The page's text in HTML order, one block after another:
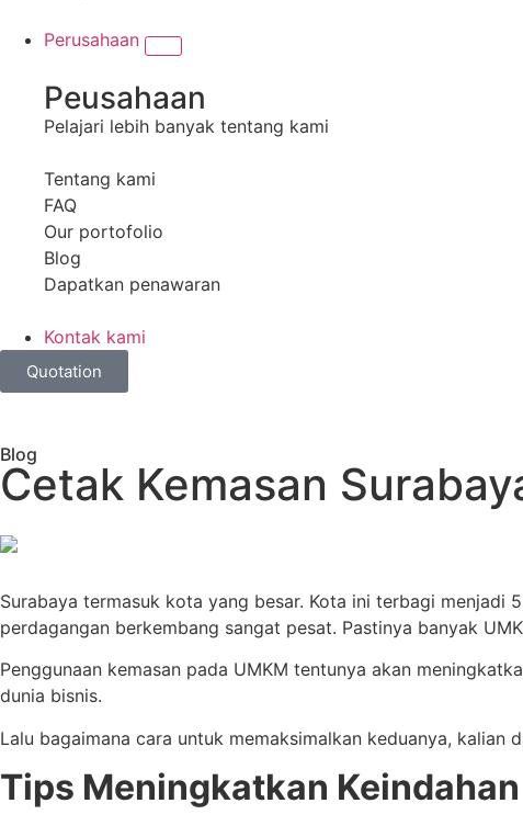
Perusahaan
Peusahaan
Pelajari lebih banyak tentang kami
Tentang kami
FAQ
Our portofolio
Blog
Dapatkan penawaran
Kontak kami
Quotation
Blog
Cetak Kemasan
Surabaya termasuk kota yang besar. Kota ini terbagi menjadi
perdagangan berkembang sangat pesat. Pastinya banyak
Penggunaan kemasan pada UMKM tentunya akan
dunia bisnis.
Lalu bagaimana cara untuk memaksimalkan keduanya, kalian
Tips Meningkatkan